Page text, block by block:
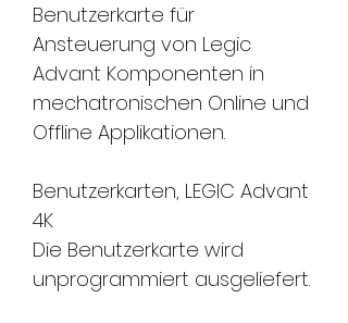
Benutzerkarte für
Ansteuerung von Legic
Advant Komponenten in
mechatronischen Online und
Offline Applikationen.
Benutzerkarten, LEGIC Advant
4K
Die Benutzerkarte wird
unprogrammiert ausgeliefert.